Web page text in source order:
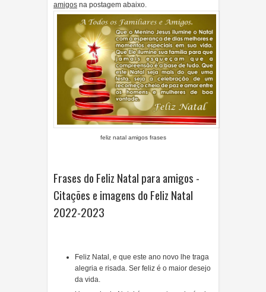
amigos na postagem abaixo.
feliz natal amigos frases
Frases do Feliz Natal para amigos -
Citações e imagens do Feliz Natal
2022-2023
Feliz Natal, e que este ano novo lhe traga
alegria e risada. Ser feliz é o maior desejo
da vida.